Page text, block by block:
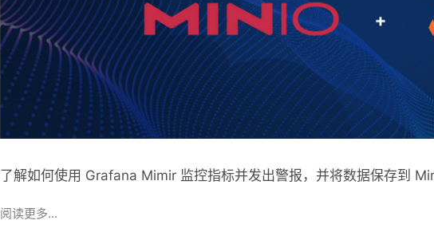
了解如何使用 Grafana Mimir 监控指标并发出警报，并将数据保存到
阅读更多...